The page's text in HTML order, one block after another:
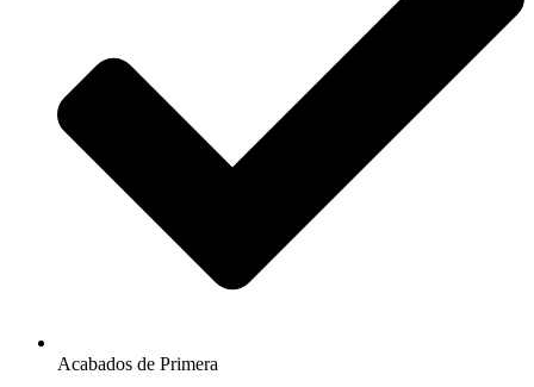
Acabados de Primera